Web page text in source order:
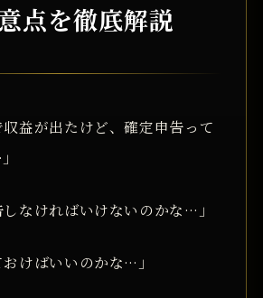
点を徹底解説
収益が出たけど、確定申告って
しなければいけないのかな…」
おけばいいのかな…」